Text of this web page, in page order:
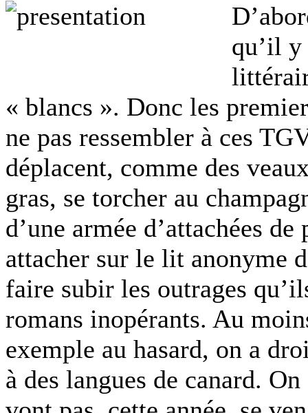
qu’il y
« blancs ». Donc les
ne pas ressembler à ces
déplacent, comme des
gras, se torcher au
d’une armée d’attachées
attacher sur le lit anonyme
faire subir les outrages
romans inopérants. Au
exemple au hasard, on a
à des langues de canard.